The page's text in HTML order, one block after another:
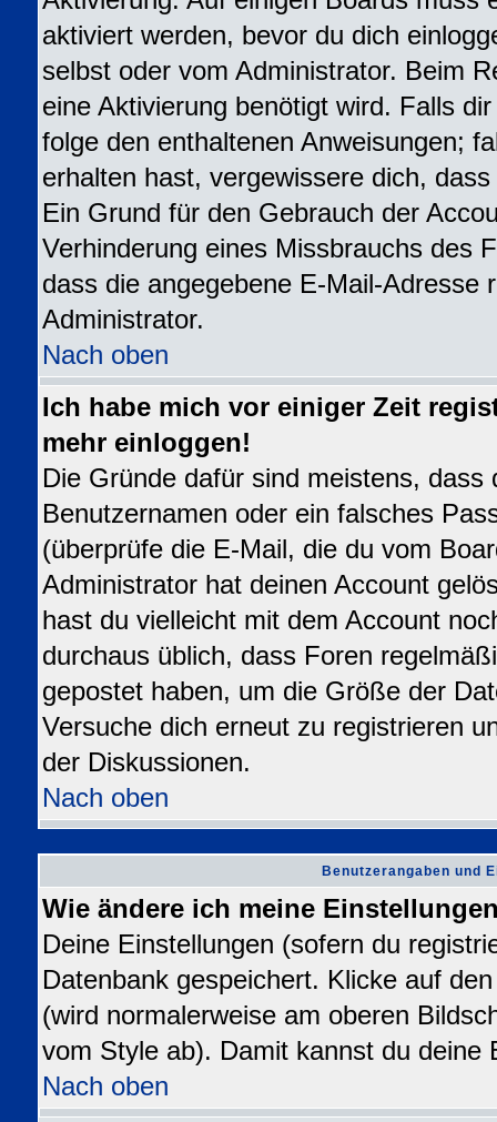
aktiviert werden, bevor du dich
selbst oder vom Administrator. Beim
eine Aktivierung benötigt wird. Falls
folge den enthaltenen Anweisungen;
erhalten hast, vergewissere dich,
Ein Grund für den Gebrauch der
Verhinderung eines Missbrauchs des
dass die angegebene E-Mail-Adresse
Administrator.
Nach oben
Ich habe mich vor einiger Zeit
mehr einloggen!
Die Gründe dafür sind meistens, dass
Benutzernamen oder ein falsches
(überprüfe die E-Mail, die du vom
Administrator hat deinen Account
hast du vielleicht mit dem Account
durchaus üblich, dass Foren
gepostet haben, um die Größe der
Versuche dich erneut zu registrieren
der Diskussionen.
Nach oben
Benutzerangaben und
Wie ändere ich meine
Deine Einstellungen (sofern du
Datenbank gespeichert. Klicke auf
(wird normalerweise am oberen
vom Style ab). Damit kannst du deine
Nach oben